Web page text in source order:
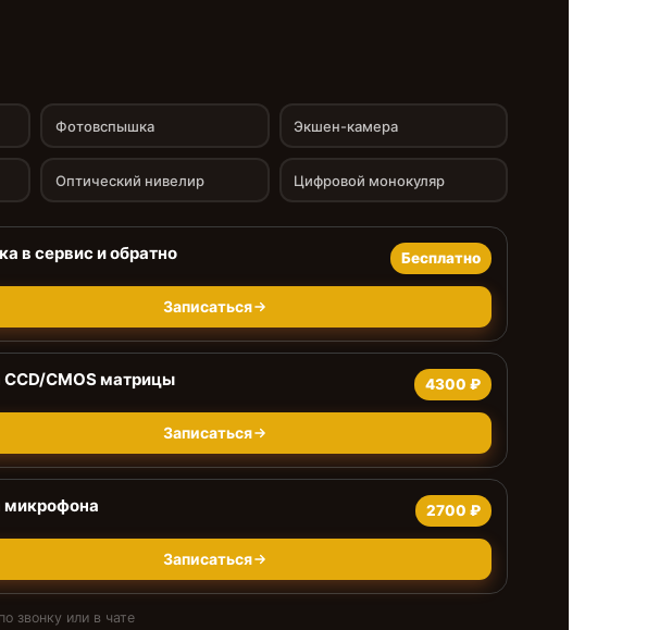
Фотовспышка Экшен-камера
Оптический нивелир Цифровой монокуляр
в сервис и обратно Бесплатно
Записаться
CMOS матрицы 4300 ₽
Записаться
микрофона 2700 ₽
Записаться
звонку или в чате